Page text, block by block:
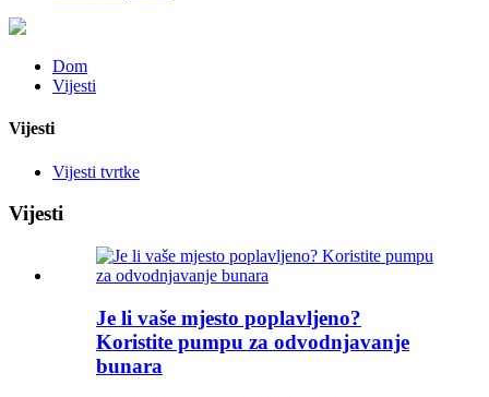
Dom
Vijesti
Vijesti
Vijesti tvrtke
Vijesti
Je li vaše mjesto poplavljeno?
Koristite pumpu za odvodnjavanje
bunara